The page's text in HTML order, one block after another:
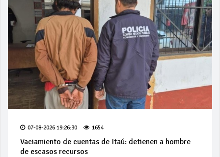
07-08-2026 19:26:30 1654
Vaciamiento de cuentas de Itaú: detienen a hombre
de escasos recursos